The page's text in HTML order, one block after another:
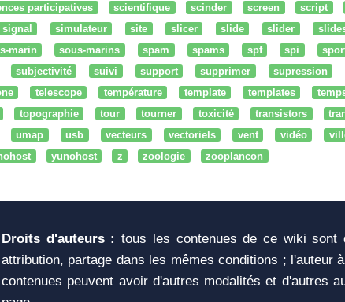
participatives scientifique scinder screen script
signal simulateur site slicer slide slider
marin sous-marins spam spams spf spi
subjectivité suivi support supprimer supression
telescope température template templates
topographie tour tourner toxicité transistors
umap usb vecteurs vectoriels vent vidéo
yunohost z zoologie zooplancon
Droits d'auteurs : tous les contenues de ce wiki sont
attribution, partage dans les mêmes conditions ; l'auteur
contenues peuvent avoir d'autres modalités et d'autres